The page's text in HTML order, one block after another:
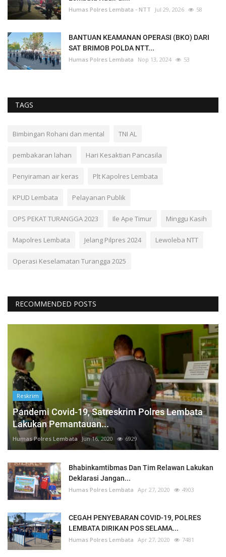
Humas Polres Lembata - NTT Jul 29, 2026 58
BANTUAN KEAMANAN OPERASI (BKO) DARI
SAT BRIMOB POLDA NTT...
Humas Polres Lembata Nop 13, 2024 53
TAGS
Bimbingan Rohani dan mental TNI AL
pembakaran lahan Hari Kesaktian Pancasila
Penyiraman air keras Plt Kapolres Lembata
KPUD Lembata Pelayanan Publik
OPS PEKAT TURANGGA 2023 Ile Ape Timur Minggu Kasih
Mapolres Lembata Jelang Pilpres 2024 Lewoleba NTT
Operasi Keselamatan Turangga 2025
RECOMMENDED POSTS
Reskrim
Pandemi Covid-19, Satreskrim Polres Lembata
Lakukan Pemantauan...
Humas Polres Lembata Jun 16, 2020 6929
Bhabinkamtibmas Dan Tim Relawan Lakukan
Deklarasi Jangan...
Humas Polres Lembata Apr 27, 2020 4903
CEGAH PENYEBARAN COVID-19, POLRES
LEMBATA DIRIKAN POS SELAMA...
Humas Polres Lembata Apr 27, 2020 7481